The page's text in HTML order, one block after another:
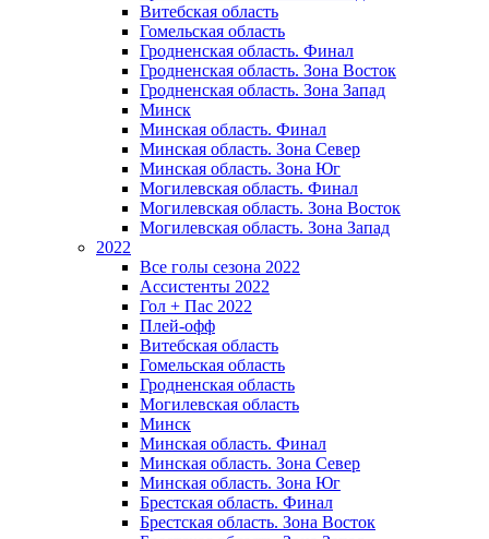
Витебская область
Гомельская область
Гродненская область. Финал
Гродненская область. Зона Восток
Гродненская область. Зона Запад
Минск
Минская область. Финал
Минская область. Зона Север
Минская область. Зона Юг
Могилевская область. Финал
Могилевская область. Зона Восток
Могилевская область. Зона Запад
2022
Все голы сезона 2022
Ассистенты 2022
Гол + Пас 2022
Плей-офф
Витебская область
Гомельская область
Гродненская область
Могилевская область
Минск
Mинская область. Финал
Минская область. Зона Север
Минская область. Зона Юг
Брестская область. Финал
Брестская область. Зона Восток